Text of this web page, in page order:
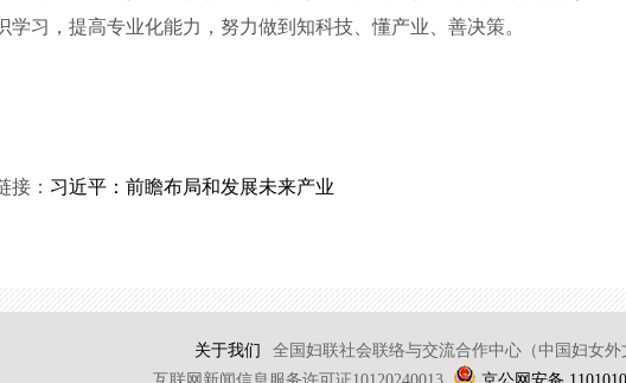
学习，提高专业化能力，努力做到知科技、懂产业、善决策。
： 习近平：前瞻布局和发展未来产业
关于我们
全国妇联社会联络与交流合作中心（中国妇女